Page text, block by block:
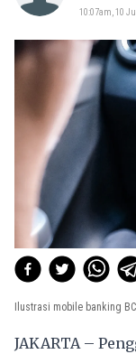
10:07am, 10
Ilustrasi mobile banking
JAKARTA –